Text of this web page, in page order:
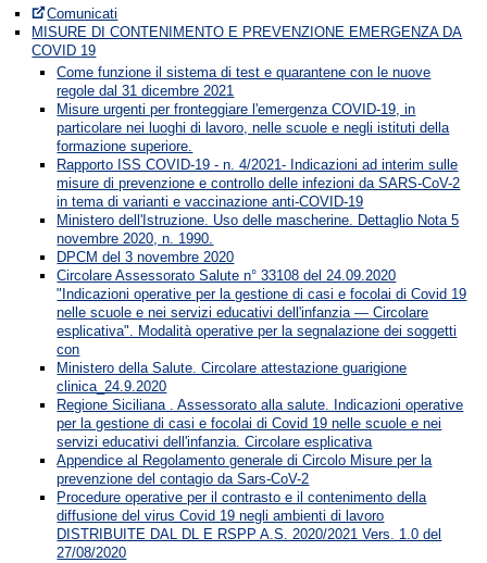
Comunicati
MISURE DI CONTENIMENTO E PREVENZIONE EMERGENZA DA
COVID 19
Come funzione il sistema di test e quarantene con le nuove
regole dal 31 dicembre 2021
Misure urgenti per fronteggiare l'emergenza COVID-19, in
particolare nei luoghi di lavoro, nelle scuole e negli istituti della
formazione superiore.
Rapporto ISS COVID-19 - n. 4/2021- Indicazioni ad interim sulle
misure di prevenzione e controllo delle infezioni da SARS-CoV-2
in tema di varianti e vaccinazione anti-COVID-19
Ministero dell'Istruzione. Uso delle mascherine. Dettaglio Nota 5
novembre 2020, n. 1990.
DPCM del 3 novembre 2020
Circolare Assessorato Salute n° 33108 del 24.09.2020
"Indicazioni operative per la gestione di casi e focolai di Covid 19
nelle scuole e nei servizi educativi dell'infanzia — Circolare
esplicativa". Modalità operative per la segnalazione dei soggetti
con
Ministero della Salute. Circolare attestazione guarigione
clinica_24.9.2020
Regione Siciliana . Assessorato alla salute. Indicazioni operative
per la gestione di casi e focolai di Covid 19 nelle scuole e nei
servizi educativi dell'infanzia. Circolare esplicativa
Appendice al Regolamento generale di Circolo Misure per la
prevenzione del contagio da Sars-CoV-2
Procedure operative per il contrasto e il contenimento della
diffusione del virus Covid 19 negli ambienti di lavoro
DISTRIBUITE DAL DL E RSPP A.S. 2020/2021 Vers. 1.0 del
27/08/2020